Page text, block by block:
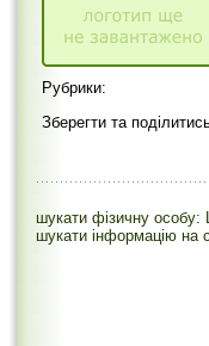
Рубрики:
Зберегти та
шукати фізичну особу:
шукати інформацію на